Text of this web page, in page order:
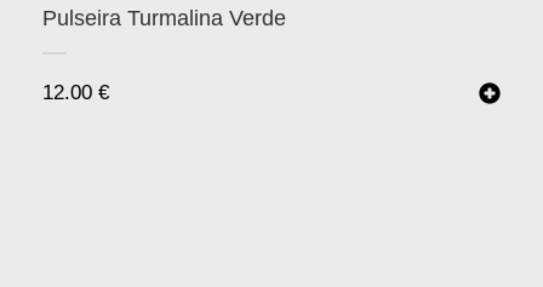
Pulseira Turmalina Verde
12.00 €